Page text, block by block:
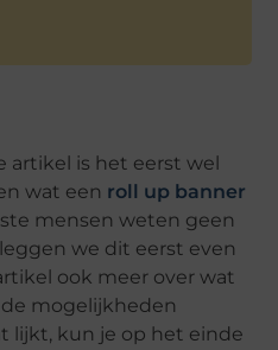
is het eerst wel
wat een roll up banner
mensen weten geen
we dit eerst even
ook meer over wat
mogelijkheden
lijkt, kun je op het einde